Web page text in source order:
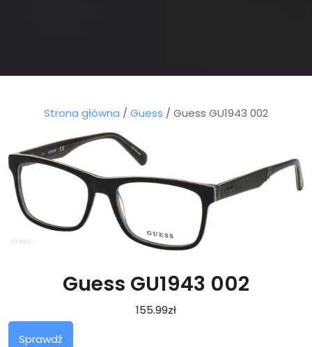
Strona główna / Guess / Guess GU1943 002
Guess GU1943 002
155.99zł
Sprawdź